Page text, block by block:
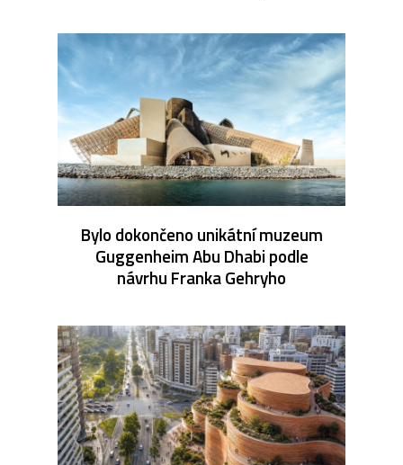
Bylo dokončeno unikátní muzeum
Guggenheim Abu Dhabi podle
návrhu Franka Gehryho